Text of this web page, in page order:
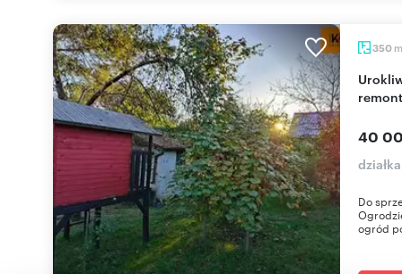
350 m
Urokliwa działka rekreacyjna z domkiem do
40
Do
ogród